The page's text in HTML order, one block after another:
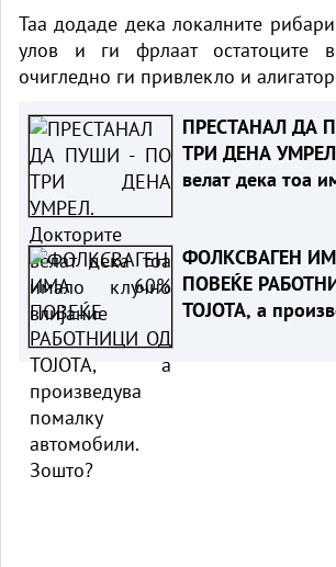
Таа додаде дека локалните рибари
улов и ги фрлаат остатоците
очигледно ги привлекло и
ПРЕСТАНАЛ ДА
ТРИ ДЕНА
велат дека тоа
ФОЛКСВАГЕН
ПОВЕЌЕ
ТОЈОТА, а